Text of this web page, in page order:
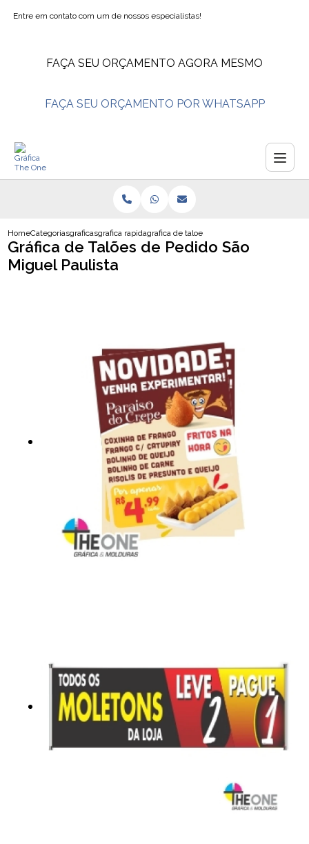
Entre em contato com um de nossos especialistas!
FAÇA SEU ORÇAMENTO AGORA MESMO
FAÇA SEU ORÇAMENTO POR WHATSAPP
HomeCategoriasgraficasgrafica rapidagrafica de taloes de pedido sao miguel
Gráfica de Talões de Pedido São
Miguel Paulista